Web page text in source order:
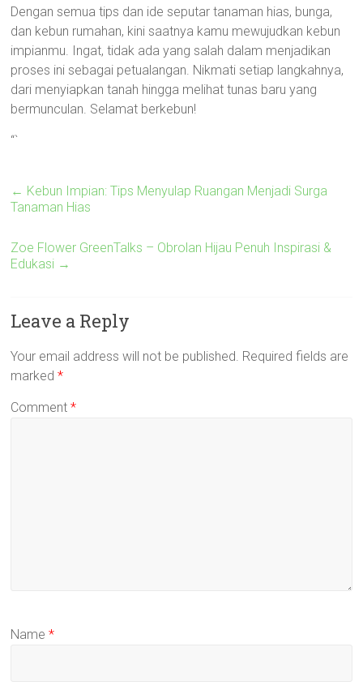
Dengan semua tips dan ide seputar tanaman hias, bunga,
dan kebun rumahan, kini saatnya kamu mewujudkan kebun
impianmu. Ingat, tidak ada yang salah dalam menjadikan
proses ini sebagai petualangan. Nikmati setiap langkahnya,
dari menyiapkan tanah hingga melihat tunas baru yang
bermunculan. Selamat berkebun!
“`
← Kebun Impian: Tips Menyulap Ruangan Menjadi Surga
Tanaman Hias
Zoe Flower GreenTalks – Obrolan Hijau Penuh Inspirasi &
Edukasi →
Leave a Reply
Your email address will not be published. Required fields are
marked*
Comment*
Name*